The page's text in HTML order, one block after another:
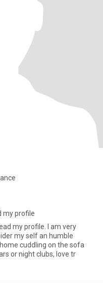
my profile
my profile. I am very
my self an humble
cuddling on the sofa
or night clubs, love tr